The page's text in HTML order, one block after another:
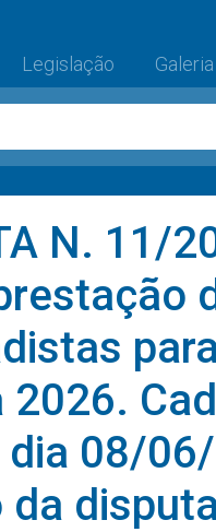
Legislação Galeria
N. 11/
2026.
08/